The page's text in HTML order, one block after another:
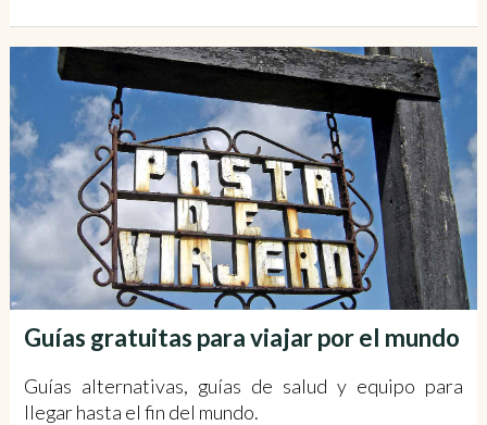
Guías gratuitas para viajar por el mundo
Guías alternativas, guías de salud y equipo para
llegar hasta el fin del mundo.